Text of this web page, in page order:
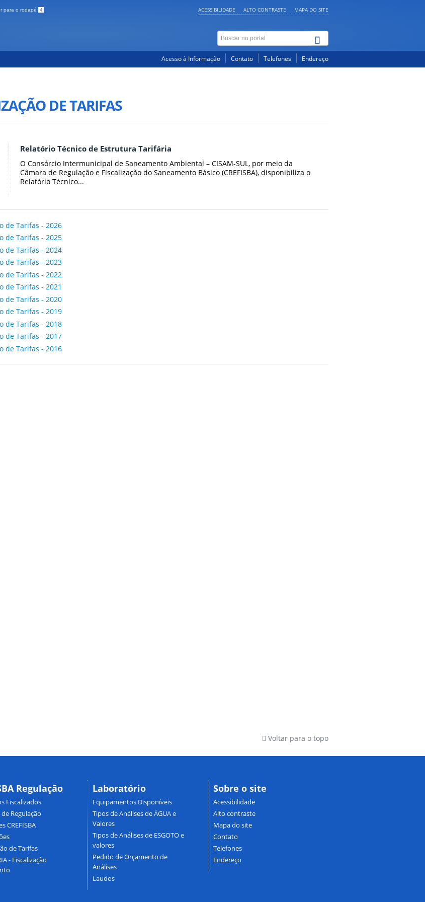
Ir para o rodapé 4 ACESSIBILIDADE ALTO CONTRASTE MAPA DO SITE
Acesso à Informação Contato Telefones Endereço
DE TARIFAS
Relatório Técnico de Estrutura Tarifária
O Consórcio Intermunicipal de Saneamento Ambiental – CISAM-SUL, por meio da
Câmara de Regulação e Fiscalização do Saneamento Básico (CREFISBA), disponibiliza o
Relatório Técnico...
de Tarifas - 2026
de Tarifas - 2025
de Tarifas - 2024
de Tarifas - 2023
de Tarifas - 2022
de Tarifas - 2021
de Tarifas - 2020
de Tarifas - 2019
de Tarifas - 2018
de Tarifas - 2017
de Tarifas - 2016
Voltar para o topo
Regulação
Fiscalizados
Regulação
CREFISBA
de Tarifas
- Fiscalização
Laboratório
Equipamentos Disponíveis
Tipos de Análises de ÁGUA e
Valores
Tipos de Análises de ESGOTO e
valores
Pedido de Orçamento de
Análises
Laudos
Sobre o site
Acessibilidade
Alto contraste
Mapa do site
Contato
Telefones
Endereço